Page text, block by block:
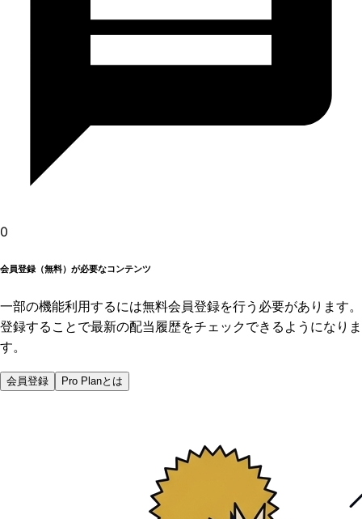
0
会員登録（無料）が必要なコンテンツ
一部の機能利用するには無料会員登録を行う必要があります。
登録することで最新の配当履歴をチェックできるようになりま
す。
会員登録 Pro Planとは